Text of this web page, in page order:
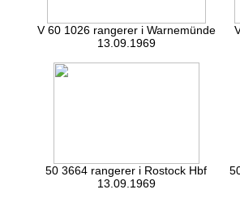
V 60 1026 rangerer i Warnemünde
13.09.1969
50 3664 rangerer i Rostock Hbf
13.09.1969